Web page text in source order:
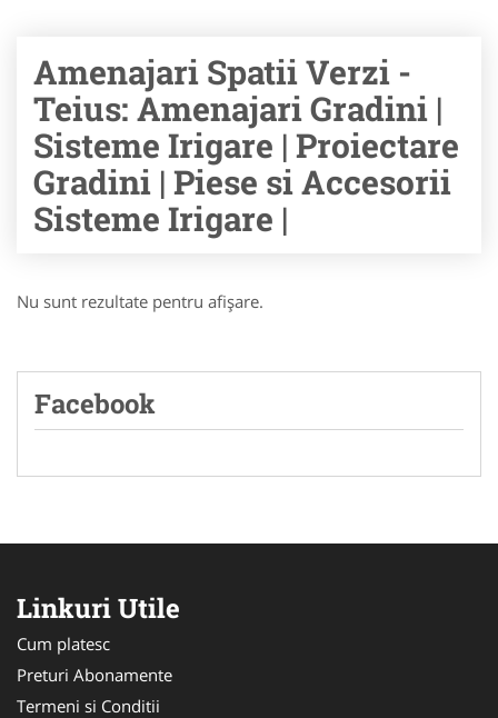
Amenajari Spatii Verzi -
Teius: Amenajari Gradini |
Sisteme Irigare | Proiectare
Gradini | Piese si Accesorii
Sisteme Irigare |
Nu sunt rezultate pentru afişare.
Facebook
Linkuri Utile
Cum platesc
Preturi Abonamente
Termeni si Conditii